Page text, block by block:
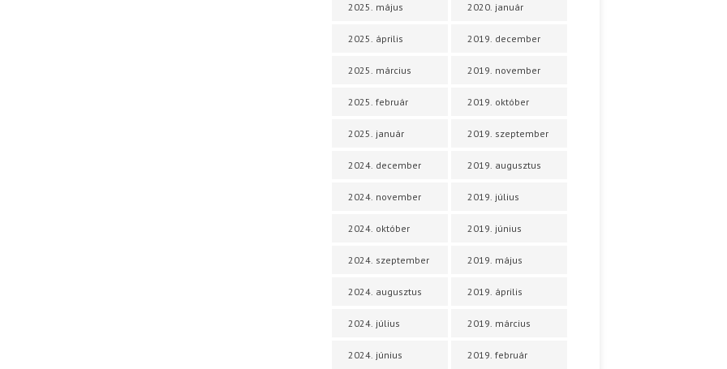
2025. május
2025. április
2025. március
2025. február
2025. január
2024. december
2024. november
2024. október
2024. szeptember
2024. augusztus
2024. július
2024. június
2020. január
2019. december
2019. november
2019. október
2019. szeptember
2019. augusztus
2019. július
2019. június
2019. május
2019. április
2019. március
2019. február